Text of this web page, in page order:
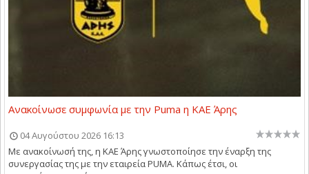
Ανακοίνωσε συμφωνία με την Puma η ΚΑΕ Άρης
04 Αυγούστου 2026 16:13
Με ανακοίνωσή της, η ΚΑΕ Άρης γνωστοποίησε την έναρξη της
συνεργασίας της με την εταιρεία PUMA. Κάπως έτσι, οι